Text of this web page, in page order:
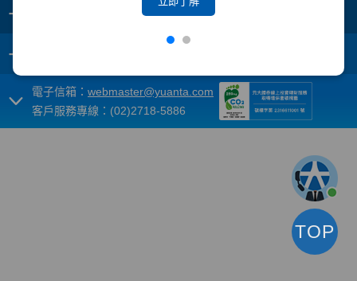
+
+
電子信箱： webmaster@yuanta.com
客戶服務專線：(02)2718-5886
TOP